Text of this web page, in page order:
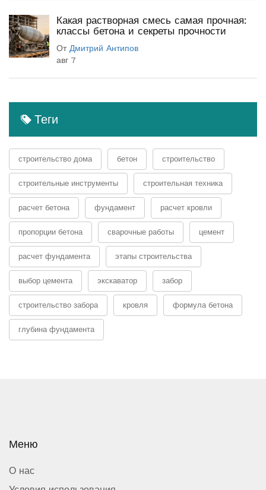
Какая растворная смесь самая прочная:
классы бетона и секреты прочности
От Дмитрий Антипов
авг 7
Теги
строительство дома бетон строительство
строительные инструменты строительная техника
расчет бетона фундамент расчет кровли
пропорции бетона сварочные работы цемент
расчет фундамента этапы строительства
выбор цемента экскаватор забор
строительство забора кровля формула бетона
глубина фундамента
Меню
О нас